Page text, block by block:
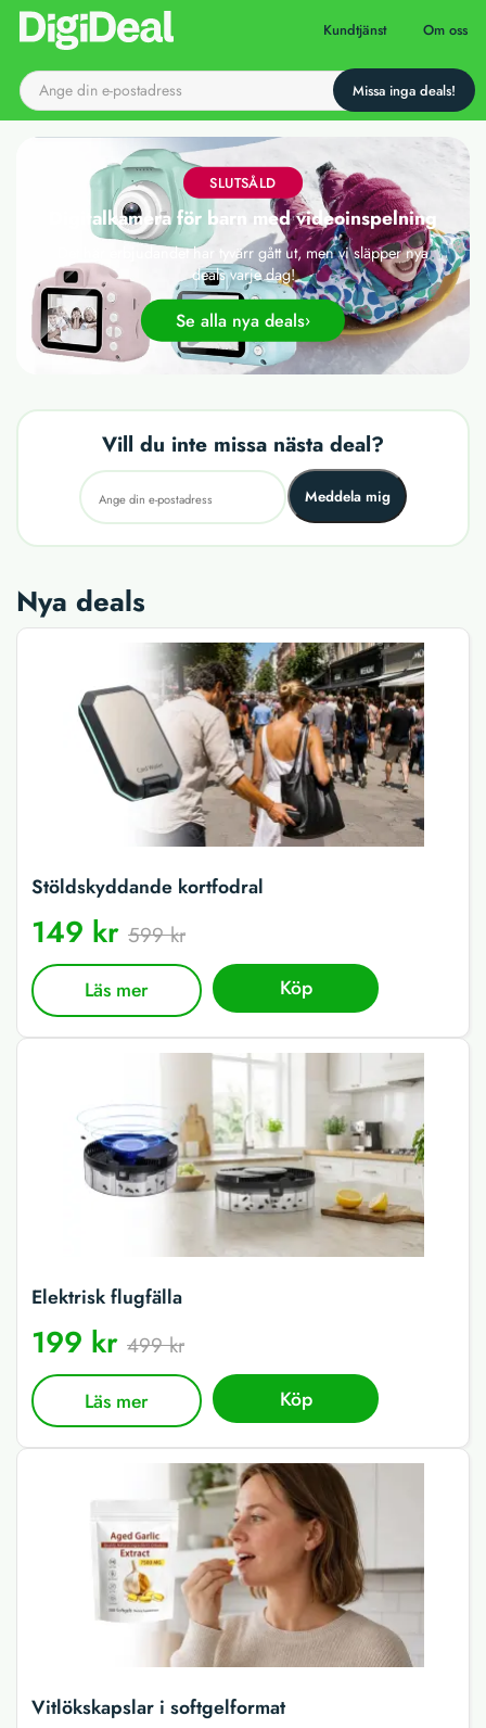
Till startsidan Kundtjänst Om oss
SLUTSÅLD
Digitalkamera för barn med videoinspelning
Det här erbjudandet har tyvärr gått ut, men vi släpper nya
deals varje dag!
Se alla nya deals
Vill du inte missa nästa deal?
Meddela mig
Nya deals
Stöldskyddande kortfodral
149 kr 599 kr
Läs mer Köp
Elektrisk flugfälla
199 kr 499 kr
Läs mer Köp
Vitlökskapslar i softgelformat